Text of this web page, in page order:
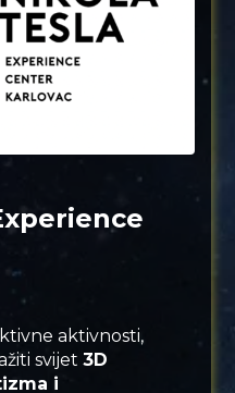
aktivnosti,
svijet3D
i